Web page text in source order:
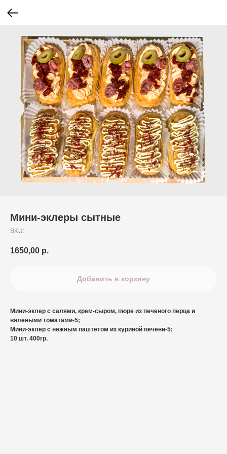
Мини-эклеры сытные
SKU:
1650,00 р.
Добавить в корзину
Мини-эклер с салями, крем-сыром, пюре из печеного перца и
вялеными томатами-5;
Мини-эклер с нежным паштетом из куриной печени-5;
10 шт. 400гр.